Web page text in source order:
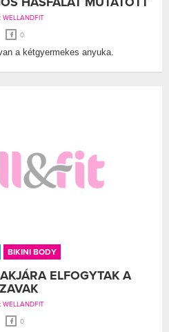
WELLANDFIT
0
a kétgyermekes anyuka.
BIKINI BODY
ELFOGYTAK A
WELLANDFIT
0